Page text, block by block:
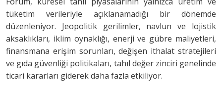
tüketim verileriyle açıklanamadığı bir dönemde
düzenleniyor. Jeopolitik gerilimler, navlun ve lojistik
aksaklıkları, iklim oynaklığı, enerji ve gübre maliyetleri,
finansmana erişim sorunları, değişen ithalat stratejileri
ve gıda güvenliği politikaları, tahıl değer zinciri genelinde
ticari kararları giderek daha fazla etkiliyor.